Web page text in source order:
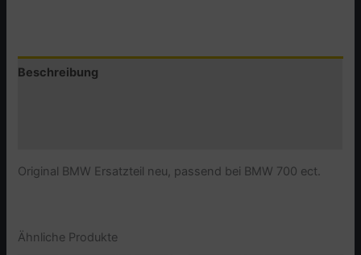
Menge
Beschreibung
Original BMW Ersatzteil neu, passend bei BMW 700 ect.
Ähnliche Produkte